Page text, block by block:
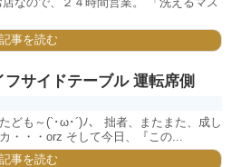
記事を読む
サイドテーブル 運転席側
ども～(`･ω･´)ﾉ、 拙者、またまた、成し
・・・orz そして今日、『この...
記事を読む